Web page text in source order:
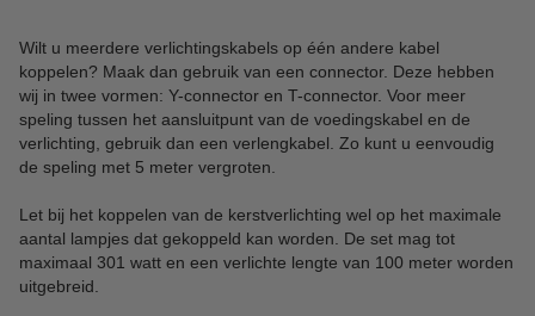
Wilt u meerdere verlichtingskabels op één andere kabel
koppelen? Maak dan gebruik van een connector. Deze hebben
wij in twee vormen: Y-connector en T-connector. Voor meer
speling tussen het aansluitpunt van de voedingskabel en de
verlichting, gebruik dan een verlengkabel. Zo kunt u eenvoudig
de speling met 5 meter vergroten.
Let bij het koppelen van de kerstverlichting wel op het maximale
aantal lampjes dat gekoppeld kan worden. De set mag tot
maximaal 301 watt en een verlichte lengte van 100 meter worden
uitgebreid.